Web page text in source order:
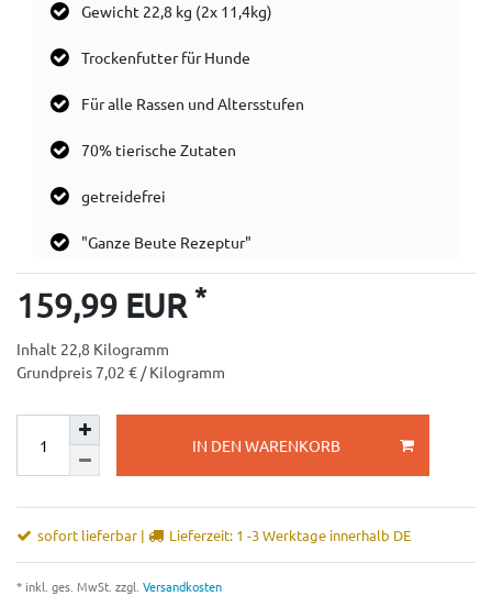
Gewicht 22,8 kg (2x 11,4kg)
Trockenfutter für Hunde
Für alle Rassen und Altersstufen
70% tierische Zutaten
getreidefrei
"Ganze Beute Rezeptur"
159,99 EUR *
Inhalt 22,8 Kilogramm
Grundpreis7,02 € / Kilogramm
IN DEN WARENKORB
sofort lieferbar | Lieferzeit: 1 -3 Werktage innerhalb DE
* inkl. ges. MwSt. zzgl. Versandkosten